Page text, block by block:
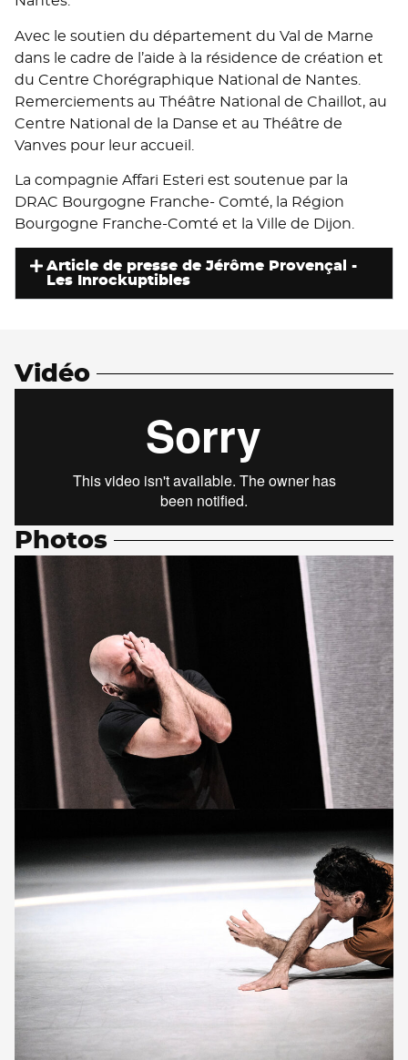
Avec le soutien du département du Val de Marne
dans le cadre de l’aide à la résidence de création et
du Centre Chorégraphique National de Nantes.
Remerciements au Théâtre National de Chaillot, au
Centre National de la Danse et au Théâtre de
Vanves pour leur accueil.
La compagnie Affari Esteri est soutenue par la
DRAC Bourgogne Franche- Comté, la Région
Bourgogne Franche-Comté et la Ville de Dijon.
Article de presse de Jérôme Provençal -
Les Inrockuptibles
Vidéo
Photos